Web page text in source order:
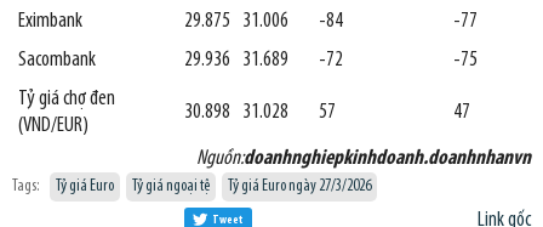
Eximbank
29.875 31.006 -84
-77
Sacombank
29.936 31.689 -72
-75
Tỷ giá chợ đen
(VND/EUR)
30.898 31.028 57 47
Nguồn:doanhnghiepkinhdoanh.doanhnhanvn
Tags: Tỷ giá Euro Tỷ giá ngoại tệ Tỷ giá Euro ngày 27/3/2026
Link gốc
Tweet